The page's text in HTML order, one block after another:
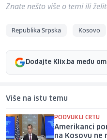
Znate nešto više o temi ili
Republika Srpska Kosovo
Dodajte Klix.ba među
Više na istu temu
PODVUKLI CRTU
Amerikanci
na Kosovu ne